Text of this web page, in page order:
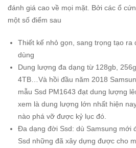
đánh giá cao về mọi mặt. Bởi các ổ
một số điểm sau
Thiết kế nhỏ gọn, sang trọng tạo
dùng
Dung lượng đa dạng từ 128gb,
4TB…Và hồi đầu năm 2018
mẫu Ssd PM1643 đạt dung lượng
xem là dung lượng lớn nhất hiện
nào phá vỡ được kỷ lục đó.
Đa dạng đời Ssd: dù Samsung mới
Ssd những đã xây dựng được cho